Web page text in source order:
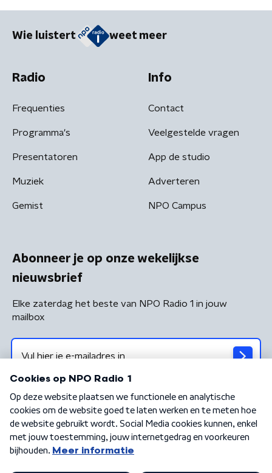
Wie luistert weet meer
Radio
Frequenties
Programma's
Presentatoren
Muziek
Gemist
Info
Contact
Veelgestelde vragen
App de studio
Adverteren
NPO Campus
Abonneer je op onze wekelijkse
nieuwsbrief
Elke zaterdag het beste van NPO Radio 1 in jouw
mailbox
Algemene voorwaarden Privacybeleid